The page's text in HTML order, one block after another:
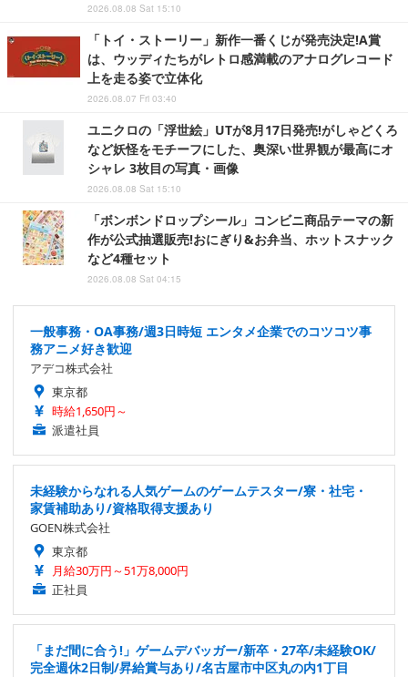
2026.08.08 Sat 15:10
「トイ・ストーリー」新作一番くじが発売決定!A賞
は、ウッディたちがレトロ感満載のアナログレコード
上を走る姿で立体化
2026.08.07 Fri 03:40
ユニクロの「浮世絵」UTが8月17日発売!がしゃどくろ
など妖怪をモチーフにした、奥深い世界観が最高にオ
シャレ 3枚目の写真・画像
2026.08.08 Sat 15:10
「ボンボンドロップシール」コンビニ商品テーマの新
作が公式抽選販売!おにぎり&お弁当、ホットスナック
など4種セット
2026.08.08 Sat 04:15
一般事務・OA事務/週3日時短 エンタメ企業でのコツコツ事
務アニメ好き歓迎
アデコ株式会社
東京都
時給1,650円～
派遣社員
未経験からなれる人気ゲームのゲームテスター/寮・社宅・
家賃補助あり/資格取得支援あり
GOEN株式会社
東京都
月給30万円～51万8,000円
正社員
「まだ間に合う!」ゲームデバッガー/新卒・27卒/未経験OK/
完全週休2日制/昇給賞与あり/名古屋市中区丸の内1丁目